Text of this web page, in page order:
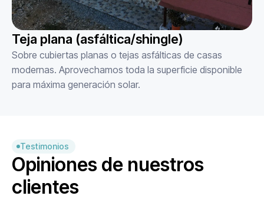
Teja plana (asfáltica/shingle)
Sobre cubiertas planas o tejas asfálticas de casas
modernas. Aprovechamos toda la superficie disponible
para máxima generación solar.
Testimonios
Opiniones de nuestros
clientes